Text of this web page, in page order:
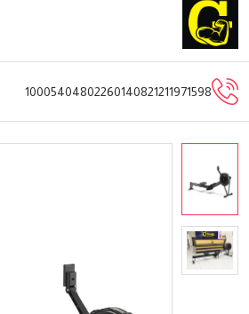
1211971598
226014082
1000540480